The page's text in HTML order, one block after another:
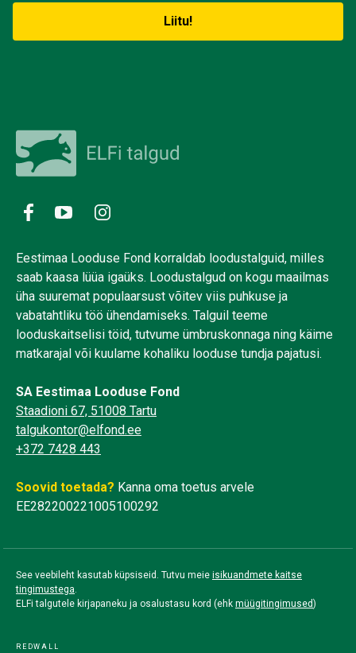
Eestimaa Looduse Fond korraldab loodustalguid, milles
saab kaasa lüüa igaüks. Loodustalgud on kogu maailmas
üha suuremat populaarsust võitev viis puhkuse ja
vabatahtliku töö ühendamiseks. Talguil teeme
looduskaitselisi töid, tutvume ümbruskonnaga ning käime
matkarajal või kuulame kohaliku looduse tundja pajatusi.
SA Eestimaa Looduse Fond
Staadioni 67, 51008 Tartu
talgukontor@elfond.ee
+372 7428 443
Soovid toetada? Kanna oma toetus arvele
EE282200221005100292
See veebileht kasutab küpsiseid. Tutvu meie isikuandmete kaitse
tingimustega.
ELFi talgutele kirjapaneku ja osalustasu kord (ehk müügitingimused)
REDWALL